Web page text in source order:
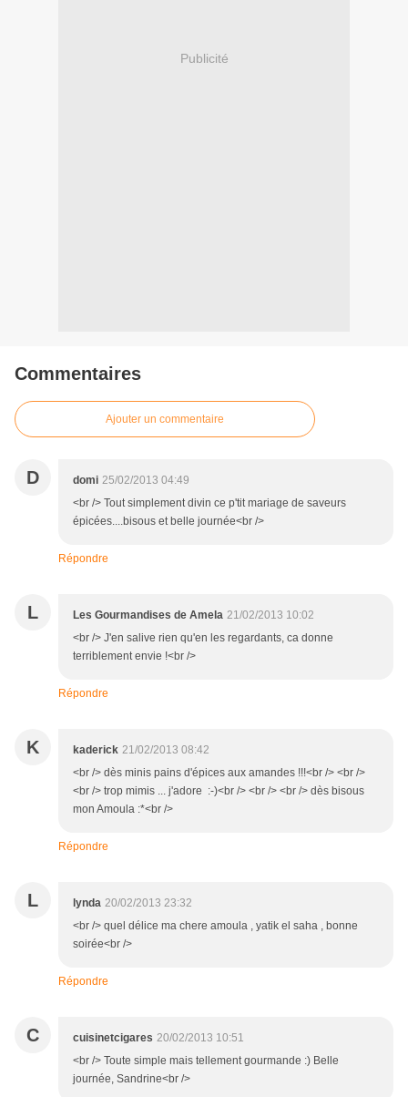
Publicité
Commentaires
Ajouter un commentaire
D domi 25/02/2013 04:49
<br /> Tout simplement divin ce p'tit mariage de saveurs
épicées....bisous et belle journée<br />
Répondre
L Les Gourmandises de Amela 21/02/2013 10:02
<br /> J'en salive rien qu'en les regardants, ca donne
terriblement envie !<br />
Répondre
K kaderick 21/02/2013 08:42
<br /> dès minis pains d'épices aux amandes !!!<br /> <br />
<br /> trop mimis ... j'adore :-)<br /> <br /> <br /> dès bisous
mon Amoula :*<br />
Répondre
L lynda 20/02/2013 23:32
<br /> quel délice ma chere amoula , yatik el saha , bonne
soirée<br />
Répondre
C cuisinetcigares 20/02/2013 10:51
<br /> Toute simple mais tellement gourmande :) Belle
journée, Sandrine<br />